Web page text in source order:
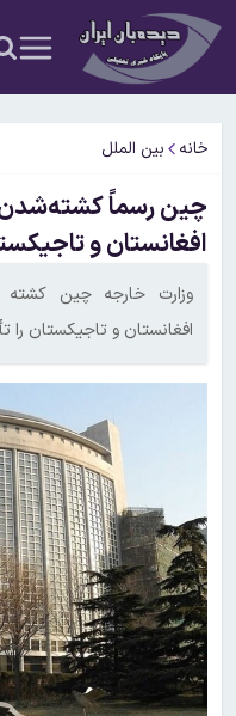
خانه بین الملل
چین رسماً کشته‌شدن
افغانستان و
وزارت خارجه چین
افغانستان و تاجیکستان را